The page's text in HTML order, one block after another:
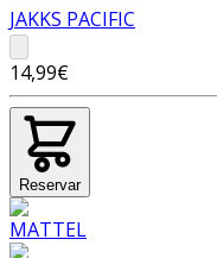
JAKKS PACIFIC
14,99€
Reservar